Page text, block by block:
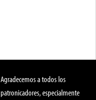
Agradecemos a todos los
patronicadores, especialmente